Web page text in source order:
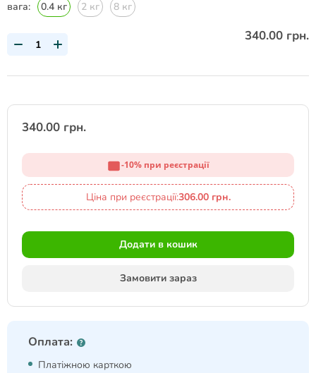
вага: 0.4 кг 2 кг 8 кг
340.00 грн.
340.00 грн.
-10% при реєстрації
Ціна при реєстрації:306.00 грн.
Додати в кошик
Замовити зараз
Оплата:
Платіжною карткою